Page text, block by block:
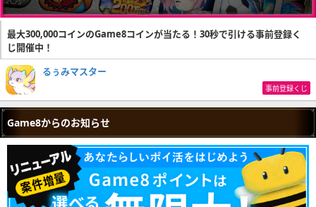
最大300,000コインのGame8コインが当たる！30秒で引ける事前登録く
じ開催中！
るぅみマスター
事前登録くじ
Game8からのお知らせ